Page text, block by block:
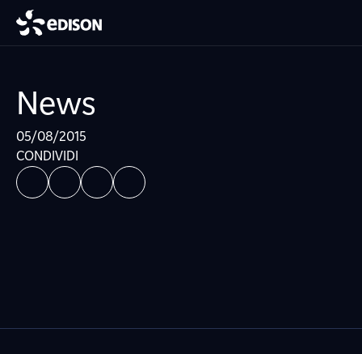
News
05/08/2015
CONDIVIDI